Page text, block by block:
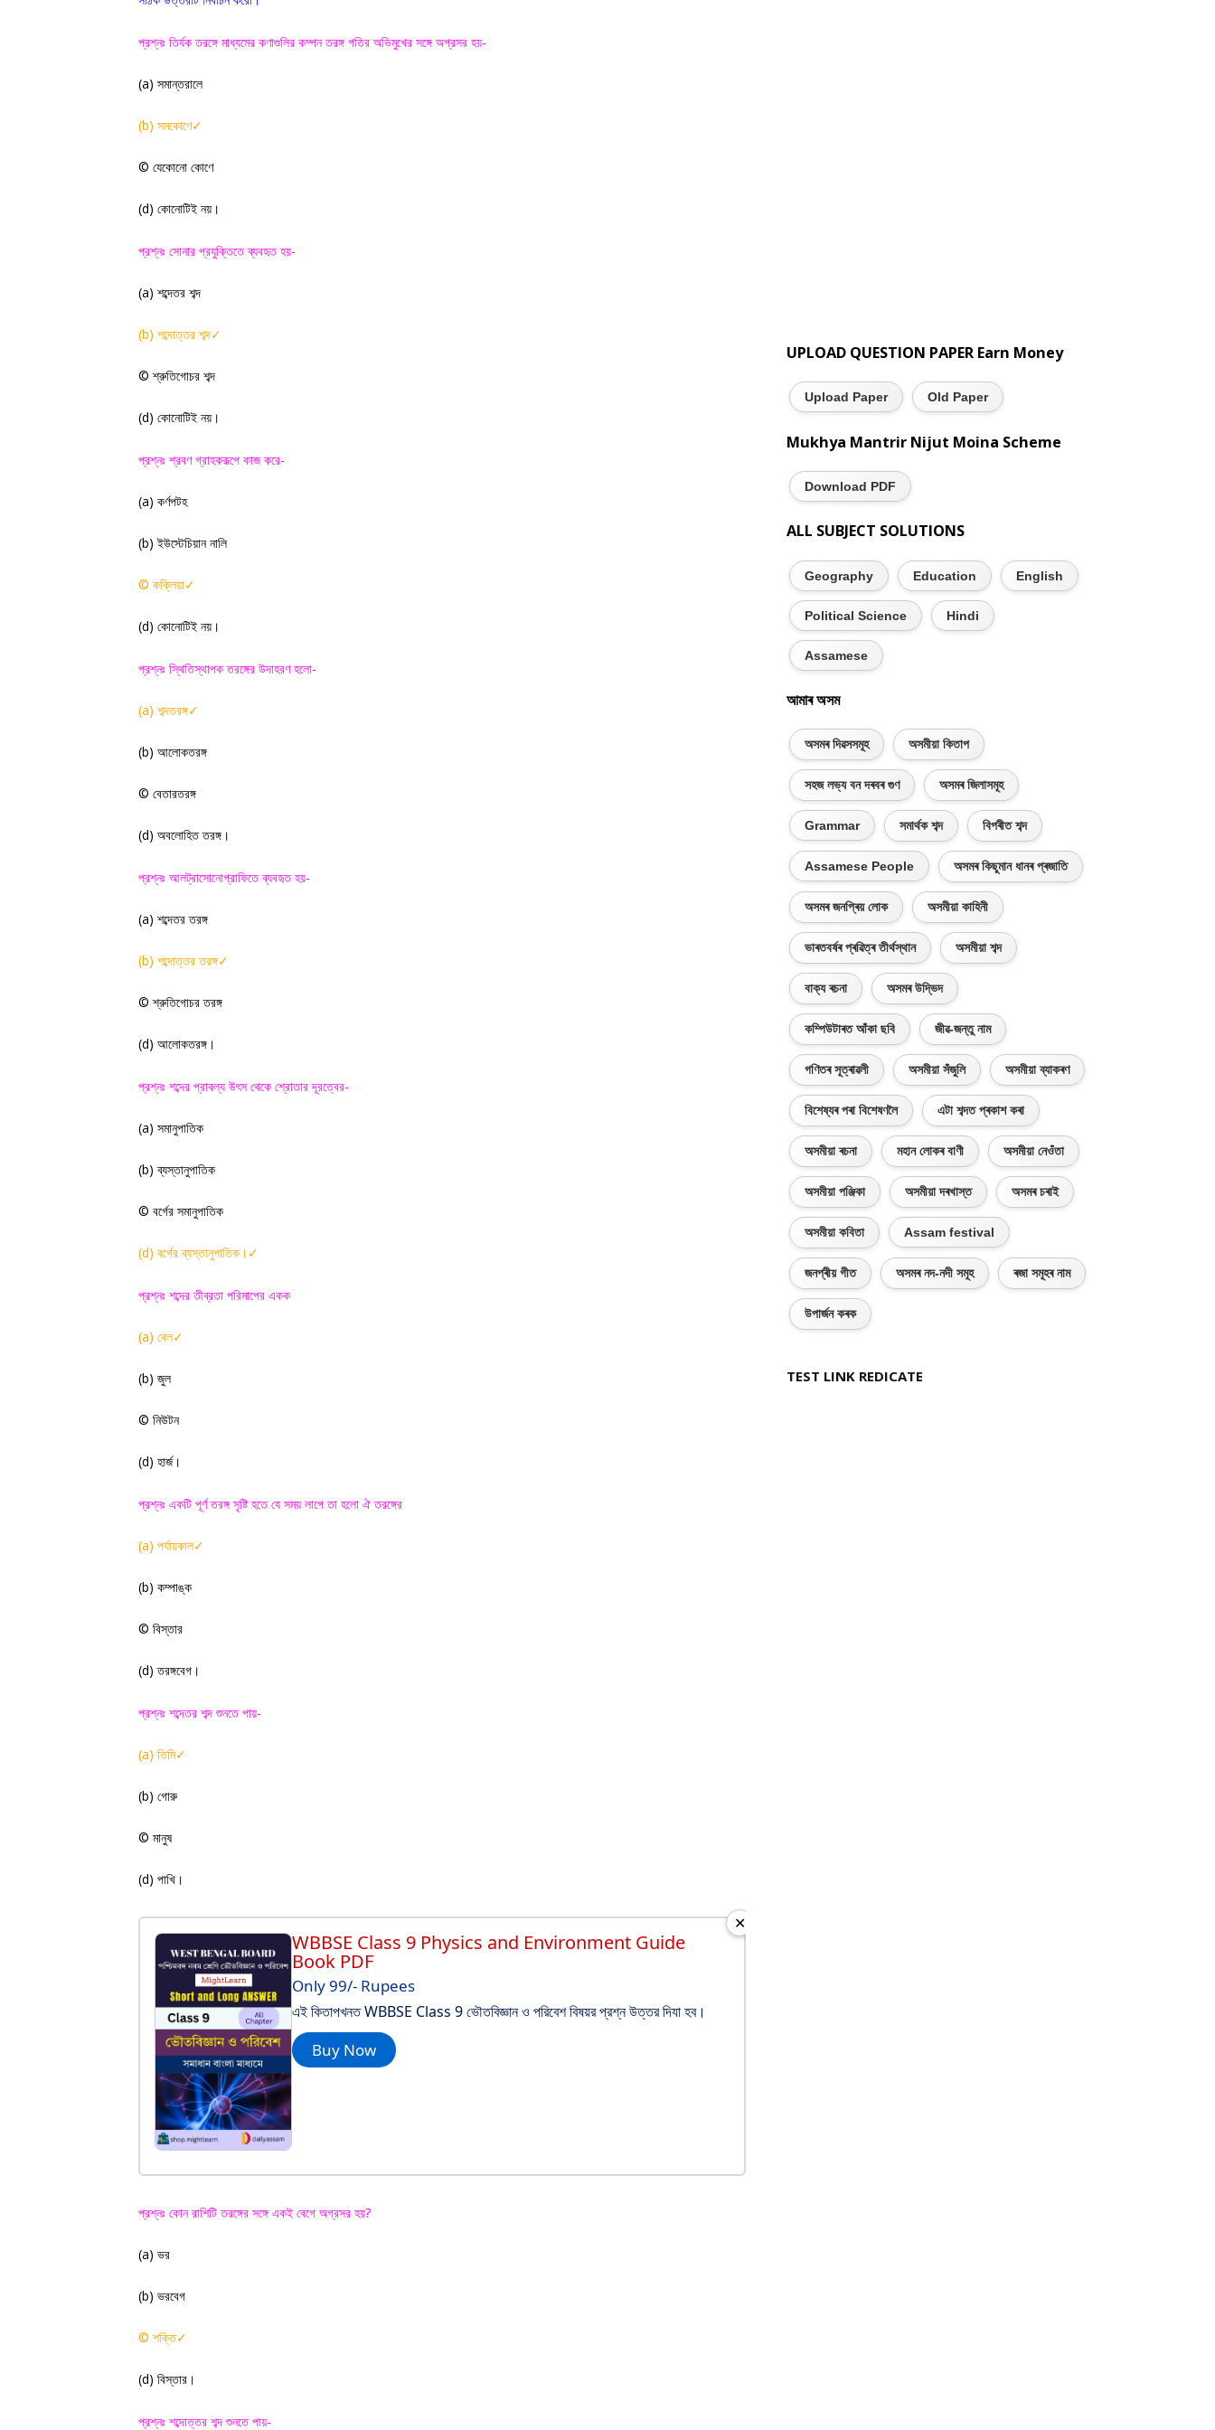
প্রশ্নঃ তির্যক তরঙ্গে মাধ্যমের কণাগুলির কম্পন তরঙ্গ গতির অভিমুখের সঙ্গে অগ্রসর হয়-
(a) সমান্তরালে
(b) সমকোণে✓
© যেকোনো কোণে
(d) কোনোটিই নয় ।
প্রশ্নঃ সোনার প্রযুক্তিতে ব্যবহৃত হয়-
(a) শব্দেতর শব্দ
(b) শব্দোত্তর শব্দ✓
©শ্রুতিগোচর শব্দ
(d) কোনোটিই নয় ।
প্রশ্নঃ শ্রবণ গ্রাহকরূপে কাজ করে-
(a) কর্ণপটহ
(b)ইউস্টেচিয়ান নালি
© কক্লিয়া✓
(d) কোনোটিই নয় ।
প্রশ্নঃ স্থিতিস্থাপক তরঙ্গের উদাহরণ হলো-
(a) শব্দতরঙ্গ✓
(b) আলোকতরঙ্গ
© বেতারতরঙ্গ
(d) অবলোহিত তরঙ্গ ।
প্রশ্নঃ আলট্রাসোনোগ্রাফিতে ব্যবহৃত হয়-
(a) শব্দেতর তরঙ্গ
(b) শব্দোত্তর তরঙ্গ✓
©শ্রুতিগোচর তরঙ্গ
(d) আলোকতরঙ্গ ।
প্রশ্নঃ শব্দের প্রাবল্য উৎস থেকে শ্রোতার দূরত্বের-
(a) সমানুপাতিক
(b)ব্যস্তানুপাতিক
© বর্গের সমানুপাতিক
(d) বর্গের ব্যস্তানুপাতিক । ✓
প্রশ্নঃ শব্দের তীব্রতা পরিমাপের একক
(a) বেল✓
(b) জুল
© নিউটন
(d) হার্জ।
প্রশ্নঃ একটি পূর্ণ তরঙ্গ সৃষ্টি হতে যে সময় লাগে তা হলো ঐ তরঙ্গের
(a) পর্যায়কাল✓
(b) কম্পাঙ্ক
© বিস্তার
(d)তরঙ্গবেগ ।
প্রশ্নঃ শব্দেতর শব্দ শুনতে পায়-
(a) তিমি✓
(b) গোরু
© মানুষ
(d) পাখি ।
WBBSE Class 9 Physics and Environment Guide
Book PDF
Only 99/- Rupees
এই কিতাপখনত WBBSE Class 9 ভৌতবিজ্ঞান ও পরিবেশ বিষয়র প্রশ্ন উত্তর দিযা হব।
Buy Now
✕
প্রশ্নঃ কোন রাশিটি তরঙ্গের সঙ্গে একই বেগে অগ্রসর হয়?
(a) ভর
(b) ভরবেগ
© শক্তি✓
(d) বিস্তার ।
প্রশ্নঃ শব্দোত্তর শব্দ শুনতে পায়-
UPLOAD QUESTION PAPER Earn Money
Upload Paper Old Paper
Mukhya Mantrir Nijut Moina Scheme
Download PDF
ALL SUBJECT SOLUTIONS
Geography Education English
Political Science Hindi
Assamese
আমাৰ অসম
অসমৰ দিৱসসমূহ অসমীয়া কিতাপ
সহজ লভ্য বন দৰবৰ গুণ অসমৰ জিলাসমূহ
Grammar সমাৰ্থক শব্দ বিপৰীত শব্দ
Assamese People অসমৰ কিছুমান ধানৰ প্ৰজাতি
অসমৰ জনপ্ৰিয় লোক অসমীয়া কাহিনী
ভাৰতবৰ্ষৰ প্ৰৱিত্ৰ তীৰ্থস্থান অসমীয়া শব্দ
বাক্য ৰচনা অসমৰ উদ্ভিদ
কম্পিউটাৰত আঁকা ছবি জীৱ-জন্তু নাম
গণিতৰ সূত্ৰাৱলী অসমীয়া সঁজুলি অসমীয়া ব্যাকৰণ
বিশেষ্যৰ পৰা বিশেষণলৈ এটা শব্দত প্ৰকাশ কৰা
অসমীয়া ৰচনা মহান লোকৰ বাণী অসমীয়া নেওঁতা
অসমীয়া পঞ্জিকা অসমীয়া দৰখাস্ত অসমৰ চৰাই
অসমীয়া কবিতা Assam festival
জনপ্ৰীয় গীত অসমৰ নদ-নদী সমূহ ৰজা সমূহৰ নাম
উপাৰ্জন কৰক
TEST LINK REDICATE